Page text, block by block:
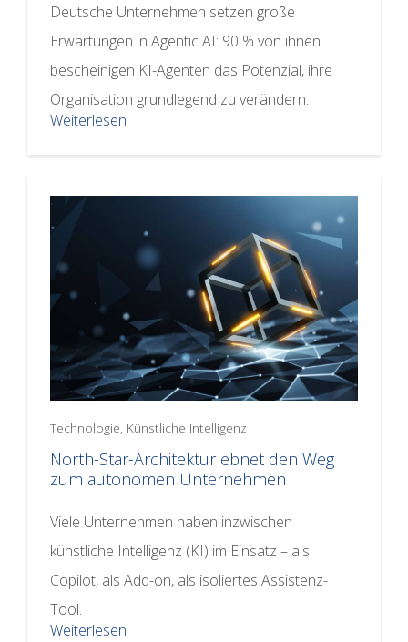
Deutsche Unternehmen setzen große
Erwartungen in Agentic AI: 90 % von ihnen
bescheinigen KI-Agenten das Potenzial, ihre
Organisation grundlegend zu verändern.
Weiterlesen
Technologie, Künstliche Intelligenz
North-Star-Architektur ebnet den Weg
zum autonomen Unternehmen
Viele Unternehmen haben inzwischen
künstliche Intelligenz (KI) im Einsatz – als
Copilot, als Add-on, als isoliertes Assistenz-
Tool.
Weiterlesen